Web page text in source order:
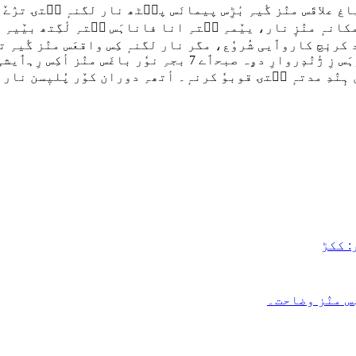
علاقَس منٛز گٔیہِ بٔڑِس پیمانَس پٮ۪ٹھ نار لگنہٕ سۭتۍ ترٛےٚ
مکانہٕ منٛزٕ نار، ییٚمہِ سۭتہِ انا فاناہَس سۭتہِ لٔگِتھ
کاروٲیی شُروٗع، مگر نار لگنہٕ کِس واقعَس منٛز گٔیہِ
ڈپارٹمنٹٕکۍ أکۍ سینئر عہدیدارَن ووٚن یو این آٮٔی
ہٕنٛدِ مدتہٕ سۭتۍ قوبوٗ کرنہٕ۔ أتھہِ دوران کوٚر پُلیٖسن
ککڑ
منٛز وضاحت۔